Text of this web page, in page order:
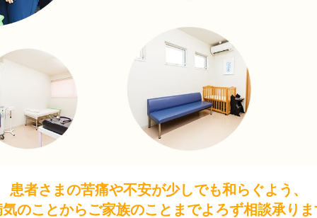
患者さまの苦痛や不安が少しでも和らぐよう、
気のことからご家族のことまでよろず相談承りま